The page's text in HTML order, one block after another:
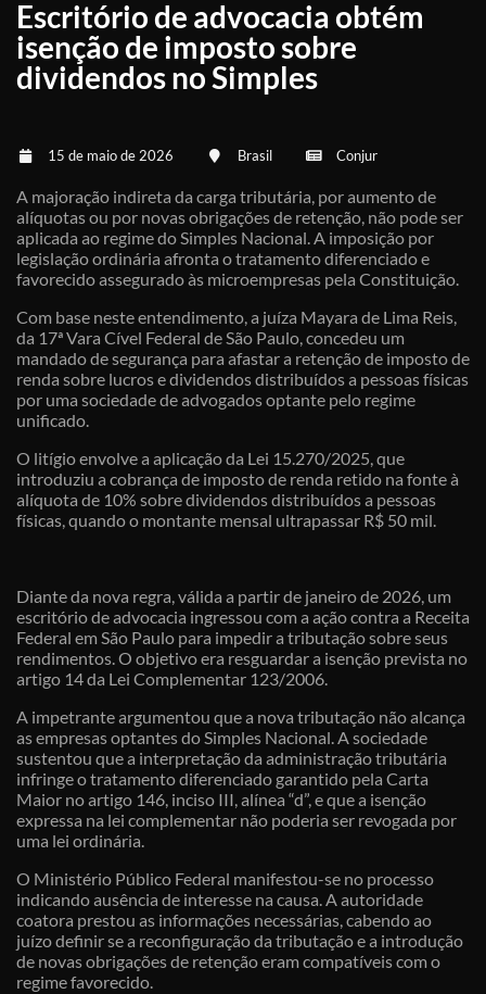
Escritório de advocacia obtém
isenção de imposto sobre
dividendos no Simples
15 de maio de 2026 Brasil Conjur
A majoração indireta da carga tributária, por aumento de
alíquotas ou por novas obrigações de retenção, não pode ser
aplicada ao regime do Simples Nacional. A imposição por
legislação ordinária afronta o tratamento diferenciado e
favorecido assegurado às microempresas pela Constituição.
Com base neste entendimento, a juíza Mayara de Lima Reis,
da 17ª Vara Cível Federal de São Paulo, concedeu um
mandado de segurança para afastar a retenção de imposto de
renda sobre lucros e dividendos distribuídos a pessoas físicas
por uma sociedade de advogados optante pelo regime
unificado.
O litígio envolve a aplicação da Lei 15.270/2025, que
introduziu a cobrança de imposto de renda retido na fonte à
alíquota de 10% sobre dividendos distribuídos a pessoas
físicas, quando o montante mensal ultrapassar R$ 50 mil.
Diante da nova regra, válida a partir de janeiro de 2026, um
escritório de advocacia ingressou com a ação contra a Receita
Federal em São Paulo para impedir a tributação sobre seus
rendimentos. O objetivo era resguardar a isenção prevista no
artigo 14 da Lei Complementar 123/2006.
A impetrante argumentou que a nova tributação não alcança
as empresas optantes do Simples Nacional. A sociedade
sustentou que a interpretação da administração tributária
infringe o tratamento diferenciado garantido pela Carta
Maior no artigo 146, inciso III, alínea “d”, e que a isenção
expressa na lei complementar não poderia ser revogada por
uma lei ordinária.
O Ministério Público Federal manifestou-se no processo
indicando ausência de interesse na causa. A autoridade
coatora prestou as informações necessárias, cabendo ao
juízo definir se a reconfiguração da tributação e a introdução
de novas obrigações de retenção eram compatíveis com o
regime favorecido.